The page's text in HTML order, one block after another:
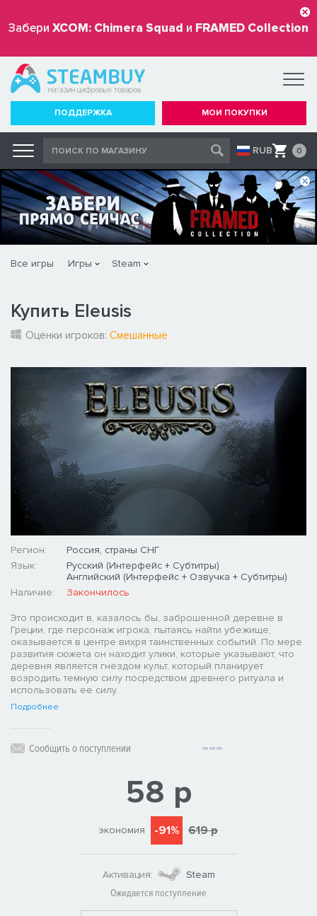
Забери XCOM: Chimera Squad и FRAMED Collection
бесплатно
ПОДДЕРЖКА МОИ ПОКУПКИ
RUB 0
Все игры Игры Steam
Купить Eleusis
Оценки игроков: Смешанные
Регион:
Россия, страны СНГ
Язык:
Русский (Интерфейс + Субтитры)
Английский (Интерфейс + Озвучка + Субтитры)
Наличие:
Закончилось
Это происходит в, казалось бы, заброшенной деревне в
Греции, где персонаж игрока, пытаясь найти убежище,
оказывается в центре вихря таинственных событий. По мере
развития сюжета он находит улики, которые указывают, что
деревня является гнездом культ, который планирует
возродить темную силу посредством древнего ритуала и
использовать ее силу.
Подробнее
Сообщить о поступлении
58 р
экономия -91% 619 р
Активация:
Steam
Ожидается поступление